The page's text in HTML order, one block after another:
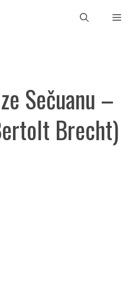
Sečuanu –
Brecht)